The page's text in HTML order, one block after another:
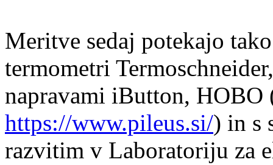
Meritve sedaj potekajo
termometri
napravami iButton, HOBO
https://www.pileus.si/) in s
razvitim v Laboratoriju za